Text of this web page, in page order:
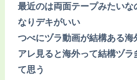
最近のは両面テープみたいな
なりデキがいい
つべにヅラ動画が結構ある海
アレ見ると海外って結構ヅラ
て思う